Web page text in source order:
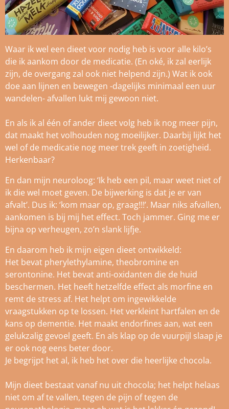
Waar ik wel een dieet voor nodig heb is voor alle kilo’s
die ik aankom door de medicatie. (En oké, ik zal eerlijk
zijn, de overgang zal ook niet helpend zijn.) Wat ik ook
doe aan lijnen en bewegen -dagelijks minimaal een uur
wandelen- afvallen lukt mij gewoon niet.
En als ik al één of ander dieet volg heb ik nog meer pijn,
dat maakt het volhouden nog moeilijker. Daarbij lijkt het
wel of de medicatie nog meer trek geeft in zoetigheid.
Herkenbaar?
En dan mijn neuroloog: ‘Ik heb een pil, maar weet niet of
ik die wel moet geven. De bijwerking is dat je er van
afvalt’. Dus ik: ‘kom maar op, graag!!!’. Maar niks afvallen,
aankomen is bij mij het effect. Toch jammer. Ging me er
bijna op verheugen, zo’n slank lijfje.
En daarom heb ik mijn eigen dieet ontwikkeld:
Het bevat pherylethylamine, theobromine en
serontonine. Het bevat anti-oxidanten die de huid
beschermen. Het heeft hetzelfde effect als morfine en
remt de stress af. Het helpt om ingewikkelde
vraagstukken op te lossen. Het verkleint hartfalen en de
kans op dementie. Het maakt endorfines aan, wat een
gelukzalig gevoel geeft. En als klap op de vuurpijl slaap je
er ook nog eens beter door.
Je begrijpt het al, ik heb het over die heerlijke chocola.
Mijn dieet bestaat vanaf nu uit chocola; het helpt helaas
niet om af te vallen, tegen de pijn of tegen de